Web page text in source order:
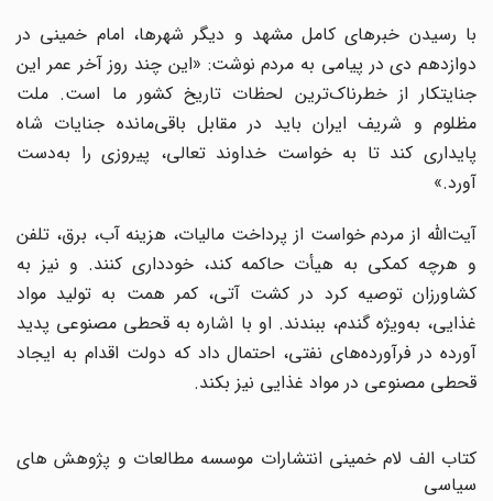
با رسیدن خبرهای کامل مشهد و دیگر شهرها، امام خمینی در
دوازدهم دی در پیامی به مردم نوشت: «این چند روز آخر عمر این
جنایتکار از خطرناک‌ترین لحظات تاریخ کشور ما است. ملت
مظلوم و شریف ایران باید در مقابل باقی‌مانده جنایات شاه
پایداری کند تا به خواست خداوند تعالی، پیروزی را به‌دست
آورد.»
آیت‌الله از مردم خواست از پرداخت مالیات، هزینه آب، برق، تلفن
و هرچه کمکی به هیأت حاکمه کند، خودداری کنند. و نیز به
کشاورزان توصیه کرد در کشت آتی، کمر همت به تولید مواد
غذایی، به‌ویژه گندم، ببندند. او با اشاره به قحطی مصنوعی پدید
آورده در فرآورده‌های نفتی، احتمال داد که دولت اقدام به ایجاد
قحطی مصنوعی در مواد غذایی نیز بکند.
کتاب الف لام خمینی انتشارات موسسه مطالعات و پژوهش های
سیاسی